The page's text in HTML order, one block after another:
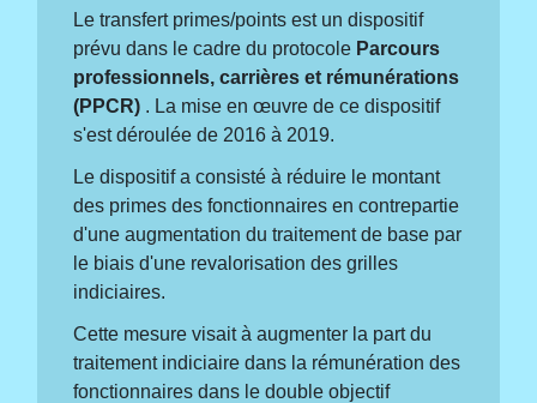
Le transfert primes/points est un dispositif
prévu dans le cadre du protocole Parcours
professionnels, carrières et rémunérations
(PPCR) . La mise en œuvre de ce dispositif
s'est déroulée de 2016 à 2019.
Le dispositif a consisté à réduire le montant
des primes des fonctionnaires en contrepartie
d'une augmentation du traitement de base par
le biais d'une revalorisation des grilles
indiciaires.
Cette mesure visait à augmenter la part du
traitement indiciaire dans la rémunération des
fonctionnaires dans le double objectif